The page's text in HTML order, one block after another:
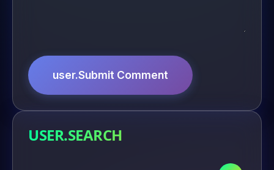
user.Submit Comment
USER.SEARCH